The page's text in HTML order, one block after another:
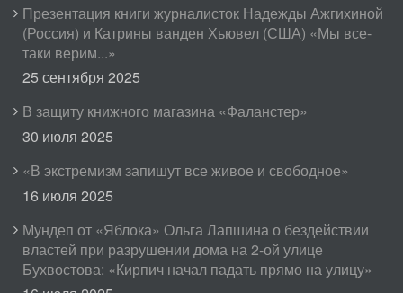
Презентация книги журналисток Надежды Ажгихиной
(Россия) и Катрины ванден Хьювел (США) «Мы все-
таки верим...»
25 сентября 2025
В защиту книжного магазина «Фаланстер»
30 июля 2025
«В экстремизм запишут все живое и свободное»
16 июля 2025
Мундеп от «Яблока» Ольга Лапшина о бездействии
властей при разрушении дома на 2-ой улице
Бухвостова: «Кирпич начал падать прямо на улицу»